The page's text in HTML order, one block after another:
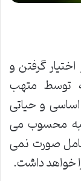
گرفتن و
توسط متهب
و حیاتی
محسوب می
صورت نمی
خواهد داشت.